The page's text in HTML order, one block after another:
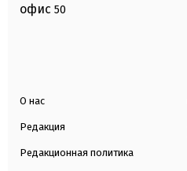
офис 50
О нас
Редакция
Редакционная политика